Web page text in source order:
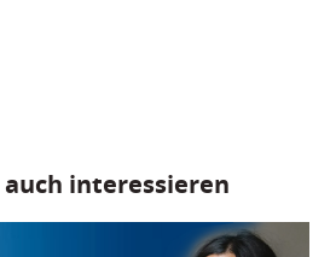
auch interessieren